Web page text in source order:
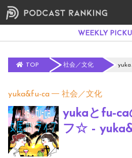
TOP 社会／文化
yuka&fu-ca 社会／文化
yukaとfu-ca
フ☆ -